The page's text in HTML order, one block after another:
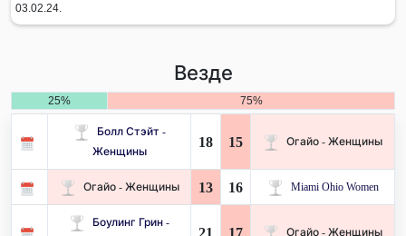
03.02.24.
Везде
25% 75%
Болл Стэйт -
Женщины
18 15 Огайо - Женщины
Огайо - Женщины 13 16 Miami Ohio Women
Боулинг Грин -
21 17 Огайо - Женщины